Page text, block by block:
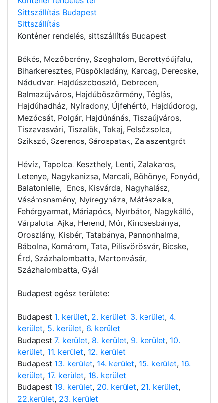
Sittszállítás Budapest
Sittszállítás
Konténer rendelés, sittszállítás Budapest
Békés, Mezőberény, Szeghalom, Berettyóújfalu,
Biharkeresztes, Püspökladány, Karcag, Derecske,
Nádudvar, Hajdúszoboszló, Debrecen,
Balmazújváros, Hajdúböszörmény, Téglás,
Hajdúhadház, Nyíradony, Újfehértó, Hajdúdorog,
Mezőcsát, Polgár, Hajdúnánás, Tiszaújváros,
Tiszavasvári, Tiszalök, Tokaj, Felsőzsolca,
Szikszó, Szerencs, Sárospatak, Zalaszentgrót
Hévíz, Tapolca, Keszthely, Lenti, Zalakaros,
Letenye, Nagykanizsa, Marcali, Böhönye, Fonyód,
Balatonlelle, Encs, Kisvárda, Nagyhalász,
Vásárosnamény, Nyíregyháza, Mátészalka,
Fehérgyarmat, Máriapócs, Nyírbátor, Nagykálló,
Várpalota, Ajka, Herend, Mór, Kincsesbánya,
Oroszlány, Kisbér, Tatabánya, Pannonhalma,
Bábolna, Komárom, Tata, Pilisvörösvár, Bicske,
Érd, Százhalombatta, Martonvásár,
Százhalombatta, Gyál
Budapest egész területe:
Budapest 1. kerület, 2. kerület, 3. kerület, 4.
kerület, 5. kerület, 6. kerület
Budapest 7. kerület, 8. kerület, 9. kerület, 10.
kerület, 11. kerület, 12. kerület
Budapest 13. kerület, 14. kerület, 15. kerület, 16.
kerület, 17. kerület, 18. kerület
Budapest 19. kerület, 20. kerület, 21. kerület,
22.kerület, 23. kerület